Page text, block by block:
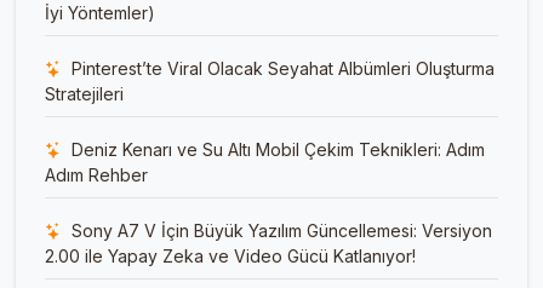
İyi Yöntemler)
Pinterest’te Viral Olacak Seyahat Albümleri Oluşturma
Stratejileri
Deniz Kenarı ve Su Altı Mobil Çekim Teknikleri: Adım
Adım Rehber
Sony A7 V İçin Büyük Yazılım Güncellemesi: Versiyon
2.00 ile Yapay Zeka ve Video Gücü Katlanıyor!